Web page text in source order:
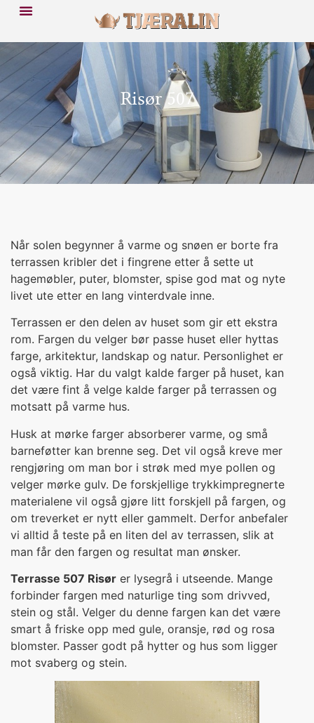
Risør 507
Når solen begynner å varme og snøen er borte fra
terrassen kribler det i fingrene etter å sette ut
hagemøbler, puter, blomster, spise god mat og nyte
livet ute etter en lang vinterdvale inne.
Terrassen er den delen av huset som gir ett ekstra
rom. Fargen du velger bør passe huset eller hyttas
farge, arkitektur, landskap og natur. Personlighet er
også viktig. Har du valgt kalde farger på huset, kan
det være fint å velge kalde farger på terrassen og
motsatt på varme hus.
Husk at mørke farger absorberer varme, og små
barneføtter kan brenne seg. Det vil også kreve mer
rengjøring om man bor i strøk med mye pollen og
velger mørke gulv. De forskjellige trykkimpregnerte
materialene vil også gjøre litt forskjell på fargen, og
om treverket er nytt eller gammelt. Derfor anbefaler
vi alltid å teste på en liten del av terrassen, slik at
man får den fargen og resultat man ønsker.
Terrasse 507 Risør er lysegrå i utseende. Mange
forbinder fargen med naturlige ting som drivved,
stein og stål. Velger du denne fargen kan det være
smart å friske opp med gule, oransje, rød og rosa
blomster. Passer godt på hytter og hus som ligger
mot svaberg og stein.